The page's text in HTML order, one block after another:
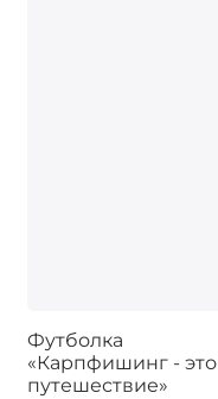
Футболка
«Карпфишинг - это
путешествие»